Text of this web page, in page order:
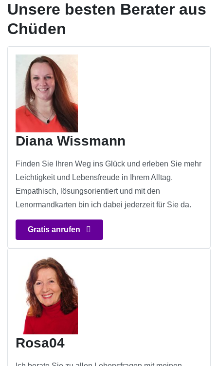
Unsere besten Berater aus
Chüden
Diana Wissmann
Finden Sie Ihren Weg ins Glück und erleben Sie mehr
Leichtigkeit und Lebensfreude in Ihrem Alltag.
Empathisch, lösungsorientiert und mit den
Lenormandkarten bin ich dabei jederzeit für Sie da.
Gratis anrufen
Rosa04